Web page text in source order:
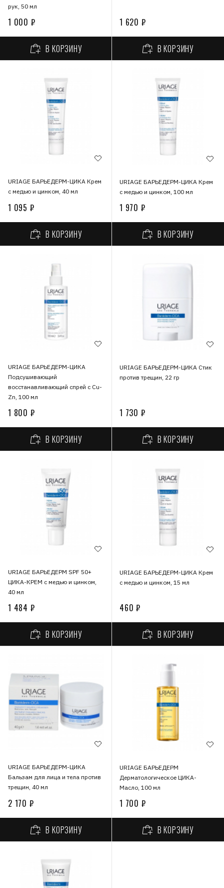
рук, 50 мл
1 000 ₽
В КОРЗИНУ
1 620 ₽
В КОРЗИНУ
URIAGE БАРЬЕДЕРМ-ЦИКА Крем
с медью и цинком, 40 мл
1 095 ₽
В КОРЗИНУ
URIAGE БАРЬЕДЕРМ-ЦИКА Крем
с медью и цинком, 100 мл
1 970 ₽
В КОРЗИНУ
URIAGE БАРЬЕДЕРМ-ЦИКА
Подсушивающий
восстанавливающий спрей с Cu-
Zn, 100 мл
1 800 ₽
В КОРЗИНУ
URIAGE БАРЬЕДЕРМ-ЦИКА Стик
против трещин, 22 гр
1 730 ₽
В КОРЗИНУ
URIAGE БАРЬЕДЕРМ SPF 50+
ЦИКА-КРЕМ с медью и цинком,
40 мл
1 484 ₽
В КОРЗИНУ
URIAGE БАРЬЕДЕРМ-ЦИКА Крем
с медью и цинком, 15 мл
460 ₽
В КОРЗИНУ
URIAGE БАРЬЕДЕРМ-ЦИКА
Бальзам для лица и тела против
трещин, 40 мл
2 170 ₽
В КОРЗИНУ
URIAGE БАРЬЕДЕРМ
Дерматологическое ЦИКА-
Масло, 100 мл
1 700 ₽
В КОРЗИНУ